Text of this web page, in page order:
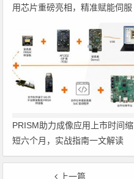
用芯片重磅亮相，精准赋能伺服
PRISM助力成像应用上市时间缩
短六个月，实战指南一文解读
上一篇